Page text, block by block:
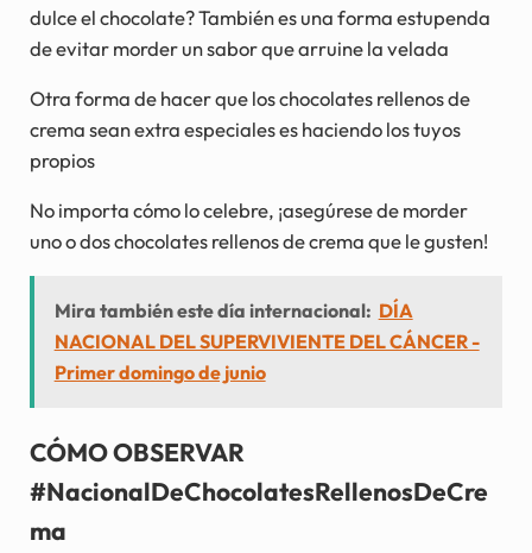
dulce el chocolate? También es una forma estupenda
de evitar morder un sabor que arruine la velada
Otra forma de hacer que los chocolates rellenos de
crema sean extra especiales es haciendo los tuyos
propios
No importa cómo lo celebre, ¡asegúrese de morder
uno o dos chocolates rellenos de crema que le gusten!
Mira también este día internacional: DÍA
NACIONAL DEL SUPERVIVIENTE DEL CÁNCER -
Primer domingo de junio
CÓMO OBSERVAR
#NacionalDeChocolatesRellenosDeCre
ma